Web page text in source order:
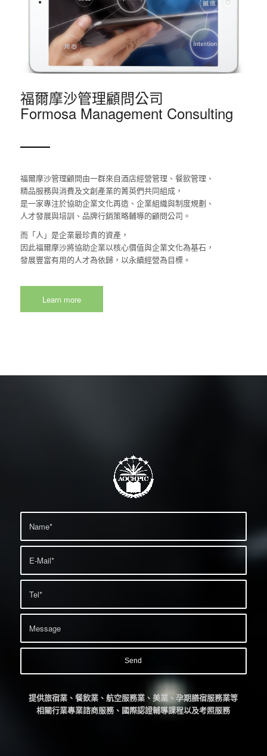
福爾摩沙管理顧問公司
Formosa Management Consulting
福爾摩沙管理顧問由一群來自酒店經營管理、餐飲管理、
精品服務與消費及文創產業的菁英們共同組成，
是一家專注於協助企業文化再造、企業組織與制度規劃、
人才發展與培訓、品牌行銷策略輔導的顧問公司。
而「人」是企業最珍貴的資產，
因此福爾摩沙將協助企業以核心價值與企業文化為基石，
發展豐富有用的人才為依歸，以永續經營為目標。
Learn more
提供旅宿業、餐飲業、航空服務業、美業、孕期膳宿服務業等
相關行業專業諮商服務、國際認證輔導課程以及考照服務